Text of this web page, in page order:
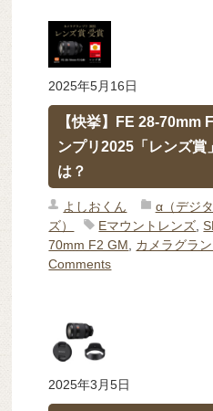
2025年5月16日
【快挙】FE 28-70mm
ンプリ2025「レンズ賞
は？
よしおくん α（デジ
ズ）
Eマウントレンズ ,
70mm F2 GM
カメラグラ
Comments
2025年3月5日